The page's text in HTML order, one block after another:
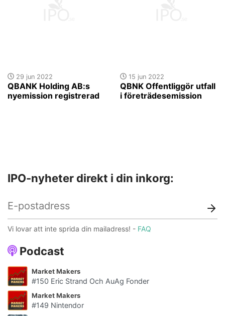
29 jun 2022
QBANK Holding AB:s
nyemission registrerad
15 jun 2022
QBNK Offentliggör utfall
i företrädesemission
Podcast
Market Makers
#150 Eric Strand Och AuAg Fonder
Market Makers
#149 Nintendor
IPO-nyheter direkt i din inkorg:
Vi lovar att inte sprida din mailadress! - FAQ